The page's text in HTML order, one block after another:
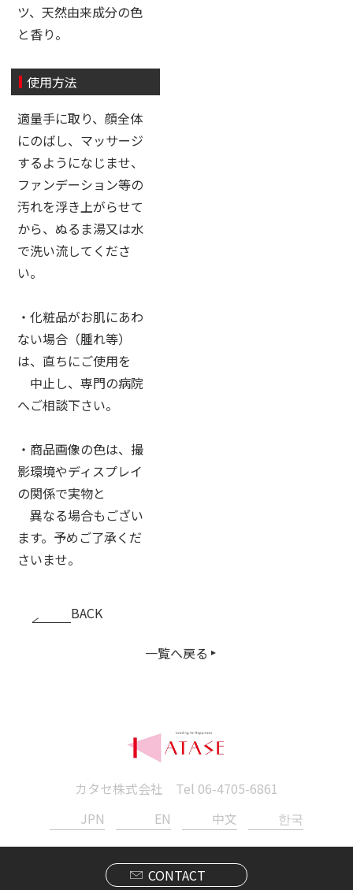
ツ、天然由来成分の色
と香り。
使用方法
適量手に取り、顔全体
にのばし、マッサージ
するようになじませ、
ファンデーション等の
汚れを浮き上がらせて
から、ぬるま湯又は水
で洗い流してくださ
い。
・化粧品がお肌にあわ
ない場合（腫れ等）
は、直ちにご使用を
中止し、専門の病院
へご相談下さい。
・商品画像の色は、撮
影環境やディスプレイ
の関係で実物と
異なる場合もござい
ます。予めご了承くだ
さいませ。
BACK
一覧へ戻る
カタセ株式会社 Tel 06-4705-6861
JPN
EN 中文 한국
CONTACT